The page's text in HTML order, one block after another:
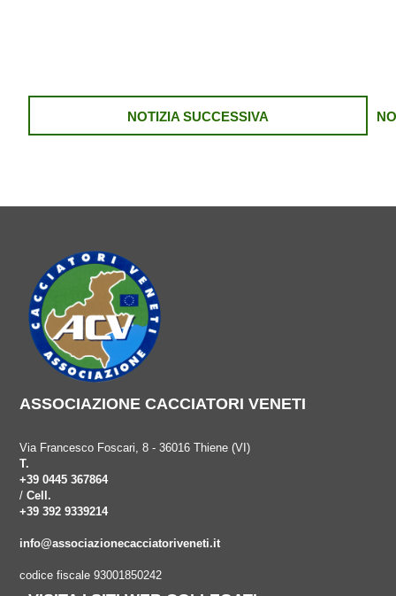
NOTIZIA SUCCESSIVA
ASSOCIAZIONE CACCIATORI VENETI
Via Francesco Foscari, 8 - 36016 Thiene (VI)
T.
+39 0445 367864
/Cell.
+39 392 9339214
info@associazionecacciatoriveneti.it
codice fiscale 93001850242